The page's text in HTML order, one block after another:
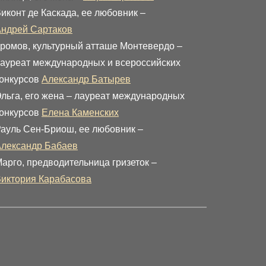
де Каскада, ее любовник –
Сартаков
культурный атташе Монтевердо –
международных и всероссийских
Александр Батырев
его жена – лауреат международных
Елена Каменских
Сен-Бриош, ее любовник –
Бабаев
предводительница гризеток –
Карабасова